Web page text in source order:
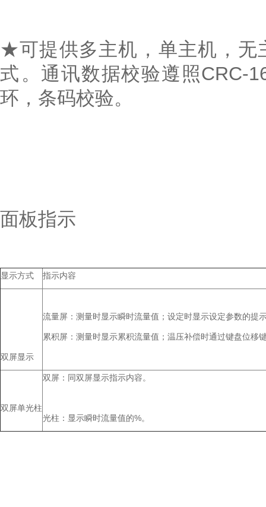
★可提供多主机，单主机
式。通讯数据校验遵照
环，条码校验。
面板指示
显示方式 指示内容
双屏显示
流量屏：测量时显示瞬时流量值；设定时显示设定参数的提示
累积屏：测量时显示累积流量值；温压补偿时通过键盘位移
双屏单光柱
双屏：同双屏显示指示内容。
光柱：显示瞬时流量值的%。